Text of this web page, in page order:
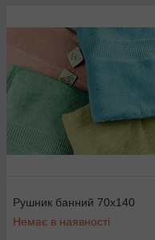
Рушник банний 70х140
Немає в наявності